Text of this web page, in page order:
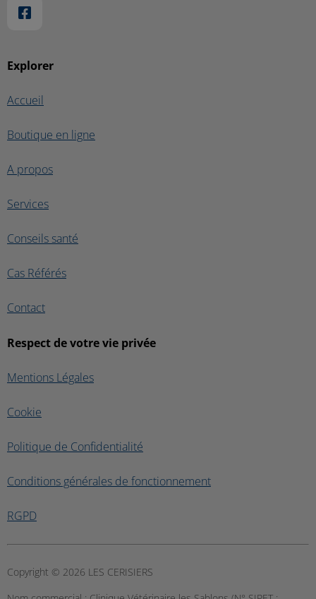
Explorer
Accueil
Boutique en ligne
A propos
Services
Conseils santé
Cas Référés
Contact
Respect de votre vie privée
Mentions Légales
Cookie
Politique de Confidentialité
Conditions générales de fonctionnement
RGPD
Copyright © 2026 LES CERISIERS